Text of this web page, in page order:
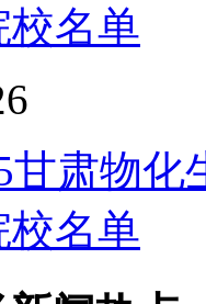
校名单
甘肃物化
校名单